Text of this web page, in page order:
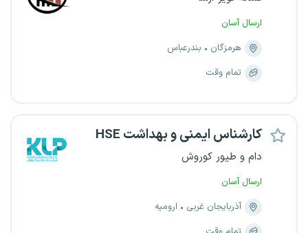
ارسال آسان
هرمزگان
بندرعباس
تمام وقت
کارشناس ایمنی و بهداشت HSE
دام و طیور کوروش
ارسال آسان
آذربایجان غربی
ارومیه